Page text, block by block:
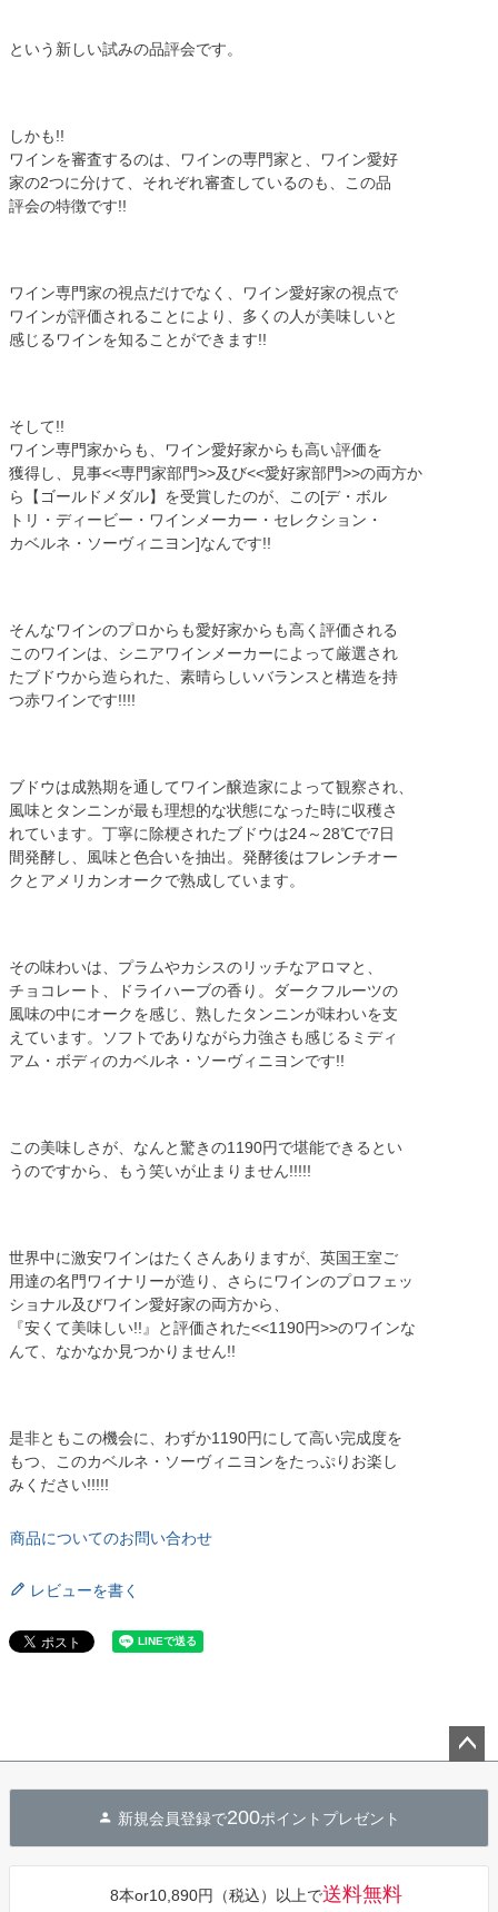
という新しい試みの品評会です。
しかも!!
ワインを審査するのは、ワインの専門家と、ワイン愛好
家の2つに分けて、それぞれ審査しているのも、この品
評会の特徴です!!
ワイン専門家の視点だけでなく、ワイン愛好家の視点で
ワインが評価されることにより、多くの人が美味しいと
感じるワインを知ることができます!!
そして!!
ワイン専門家からも、ワイン愛好家からも高い評価を
獲得し、見事<<専門家部門>>及び<<愛好家部門>>の両方か
ら【ゴールドメダル】を受賞したのが、この[デ・ボル
トリ・ディービー・ワインメーカー・セレクション・
カベルネ・ソーヴィニヨン]なんです!!
そんなワインのプロからも愛好家からも高く評価される
このワインは、シニアワインメーカーによって厳選され
たブドウから造られた、素晴らしいバランスと構造を持
つ赤ワインです!!!!
ブドウは成熟期を通してワイン醸造家によって観察され、
風味とタンニンが最も理想的な状態になった時に収穫さ
れています。丁寧に除梗されたブドウは24～28℃で7日
間発酵し、風味と色合いを抽出。発酵後はフレンチオー
クとアメリカンオークで熟成しています。
その味わいは、プラムやカシスのリッチなアロマと、
チョコレート、ドライハーブの香り。ダークフルーツの
風味の中にオークを感じ、熟したタンニンが味わいを支
えています。ソフトでありながら力強さも感じるミディ
アム・ボディのカベルネ・ソーヴィニヨンです!!
この美味しさが、なんと驚きの1190円で堪能できるとい
うのですから、もう笑いが止まりません!!!!!
世界中に激安ワインはたくさんありますが、英国王室ご
用達の名門ワイナリーが造り、さらにワインのプロフェッ
ショナル及びワイン愛好家の両方から、
『安くて美味しい!!』と評価された<<1190円>>のワインな
んて、なかなか見つかりません!!
是非ともこの機会に、わずか1190円にして高い完成度を
もつ、このカベルネ・ソーヴィニヨンをたっぷりお楽し
みください!!!!!
商品についてのお問い合わせ
レビューを書く
へ
新規会員登録で200ポイントプレゼント
8本or10,890円（税込）以上で送料無料